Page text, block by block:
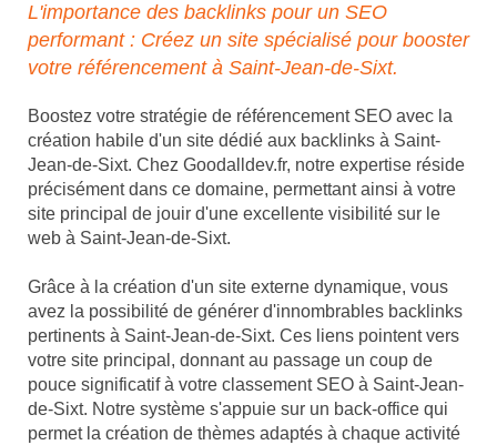
L'importance des backlinks pour un SEO
performant : Créez un site spécialisé pour booster
votre référencement à Saint-Jean-de-Sixt.
Boostez votre stratégie de référencement SEO avec la
création habile d'un site dédié aux backlinks à Saint-
Jean-de-Sixt. Chez Goodalldev.fr, notre expertise réside
précisément dans ce domaine, permettant ainsi à votre
site principal de jouir d'une excellente visibilité sur le
web à Saint-Jean-de-Sixt.
Grâce à la création d'un site externe dynamique, vous
avez la possibilité de générer d'innombrables backlinks
pertinents à Saint-Jean-de-Sixt. Ces liens pointent vers
votre site principal, donnant au passage un coup de
pouce significatif à votre classement SEO à Saint-Jean-
de-Sixt. Notre système s'appuie sur un back-office qui
permet la création de thèmes adaptés à chaque activité